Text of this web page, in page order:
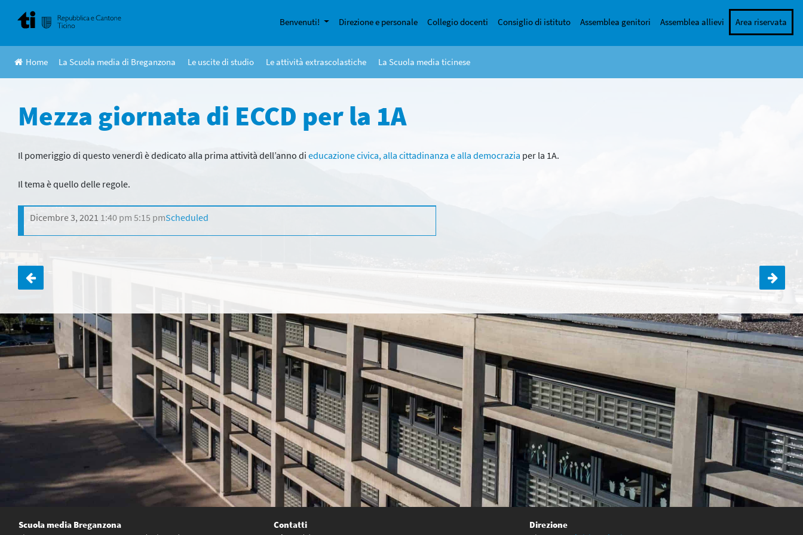
content
Benvenuti! Direzione e personale Collegio docenti Consiglio di istituto Assemblea genitori Assemblea allievi Area riservata
Home La Scuola media di Breganzona Le uscite di studio Le attività extrascolastiche La Scuola media ticinese
Mezza giornata di ECCD per la 1A
Il pomeriggio di questo venerdì è dedicato alla prima attività dell’anno di educazione civica, alla cittadinanza e alla democrazia per la 1A.
Il tema è quello delle regole.
Dicembre 3, 2021 1:40 pm 5:15 pmScheduled
Navigazione
articoli
Scuola media Breganzona
Contatti
Direzione